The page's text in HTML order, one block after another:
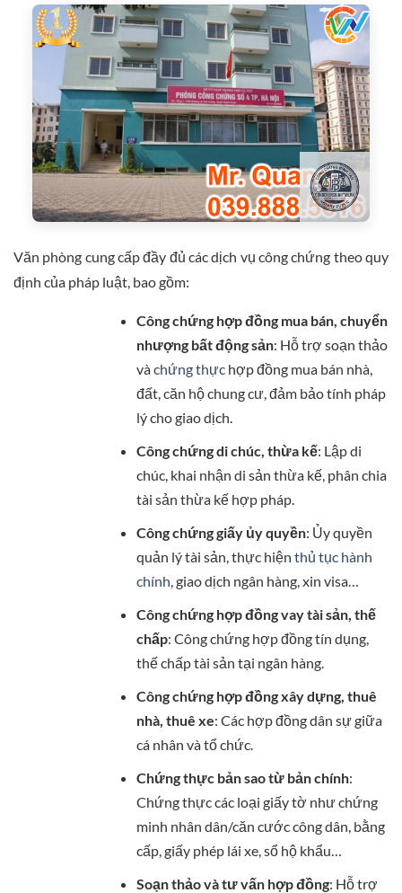
Văn phòng cung cấp đầy đủ các dịch vụ công chứng theo quy
định của pháp luật, bao gồm:
Công chứng hợp đồng mua bán, chuyển
nhượng bất động sản: Hỗ trợ soạn thảo
vàchứng thực hợp đồng mua bán nhà,
đất, căn hộ chung cư, đảm bảo tính pháp
lý cho giao dịch.
Công chứng di chúc, thừa kế: Lập di
chúc, khai nhận di sản thừa kế, phân chia
tài sản thừa kế hợp pháp.
Công chứng giấy ủy quyền: Ủy quyền
quản lý tài sản, thực hiệnthủ tục hành
chính , giao dịch ngân hàng, xin visa…
Công chứng hợp đồng vay tài sản, thế
chấp: Công chứng hợp đồng tín dụng,
thế chấp tài sản tại ngân hàng.
Công chứng hợp đồng xây dựng, thuê
nhà, thuê xe: Các hợp đồng dân sự giữa
cá nhân và tổ chức.
Chứng thực bản sao từ bản chính:
Chứng thực các loại giấy tờ như chứng
minh nhân dân/căn cước công dân, bằng
cấp, giấy phép lái xe, sổ hộ khẩu…
Soạn thảo và tư vấn hợp đồng: Hỗ trợ